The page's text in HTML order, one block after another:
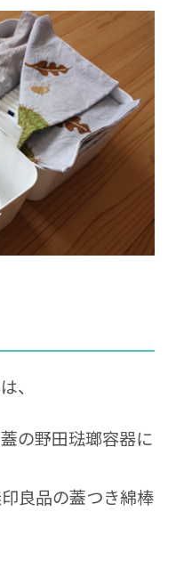
、
の野田琺瑯容器に
良品の蓋つき綿棒